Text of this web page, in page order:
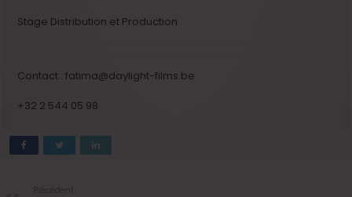
Stage Distribution et Production
Contact : fatima@daylight-films.be
+32 2 544 05 98